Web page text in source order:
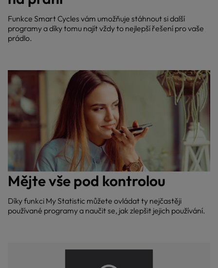
Funkce Smart Cycles vám umožňuje stáhnout si další
programy a díky tomu najít vždy to nejlepší řešení pro vaše
prádlo.
Mějte vše pod kontrolou
Díky funkci My Statistic můžete ovládat ty nejčastěji
používané programy a naučit se, jak zlepšit jejich používání.